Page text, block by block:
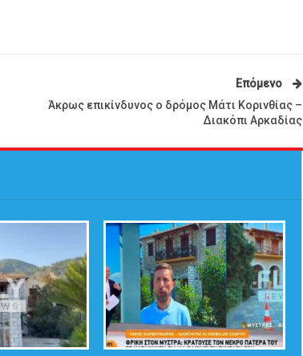
Επόμενο
Άκρως επικίνδυνος ο δρόμος Μάτι Κορινθίας –
Διακόπι Αρκαδίας